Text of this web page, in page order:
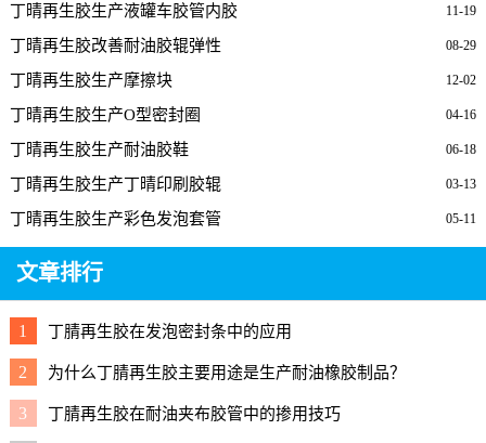
11-19
丁晴再生胶生产液罐车胶管内胶
08-29
丁晴再生胶改善耐油胶辊弹性
12-02
丁晴再生胶生产摩擦块
04-16
丁晴再生胶生产O型密封圈
06-18
丁晴再生胶生产耐油胶鞋
03-13
丁晴再生胶生产丁晴印刷胶辊
05-11
丁晴再生胶生产彩色发泡套管
文章排行
1 丁腈再生胶在发泡密封条中的应用
2 为什么丁腈再生胶主要用途是生产耐油橡胶制品？
3 丁腈再生胶在耐油夹布胶管中的掺用技巧